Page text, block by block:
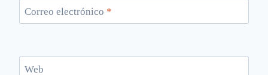
Correo electrónico *
Web